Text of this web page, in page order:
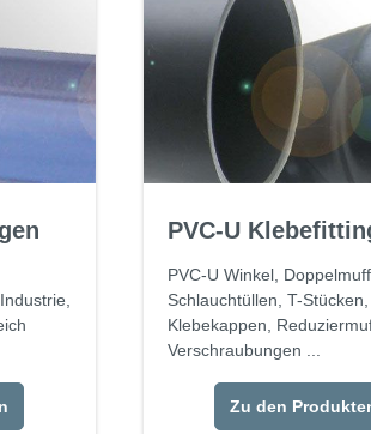
PVC-U
PVC-U Winkel,
Schlauchtüllen, T-Stücken,
Klebekappen,
Verschraubungen ...
Zu den